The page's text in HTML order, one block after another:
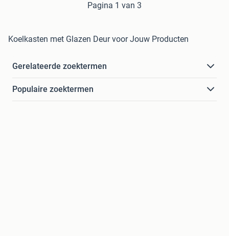
Pagina 1 van 3
Koelkasten met Glazen Deur voor Jouw Producten
Gerelateerde zoektermen
Populaire zoektermen